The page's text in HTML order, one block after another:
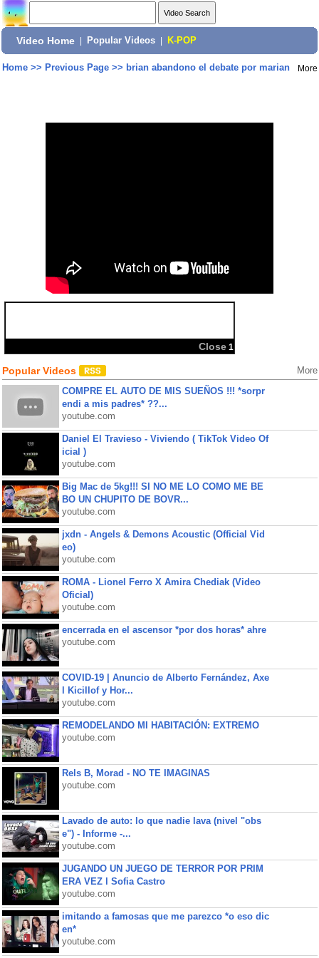
Video Home Popular Videos K-POP
Home>> Previous Page>> brian abandono el debate por marian More
Share:
Popular Videos More
COMPRE EL AUTO DE MIS SUEÑOS !!! *sorpr
endi a mis padres* ??...
youtube.com
Daniel El Travieso - Viviendo ( TikTok Video Of
icial )
youtube.com
Big Mac de 5kg!!! SI NO ME LO COMO ME BE
BO UN CHUPITO DE BOVR...
youtube.com
jxdn - Angels & Demons Acoustic (Official Vid
eo)
youtube.com
ROMA - Lionel Ferro X Amira Chediak (Video
Oficial)
youtube.com
encerrada en el ascensor *por dos horas* ahre
youtube.com
COVID-19 | Anuncio de Alberto Fernández, Axe
l Kicillof y Hor...
youtube.com
REMODELANDO MI HABITACIÓN: EXTREMO
youtube.com
Rels B, Morad - NO TE IMAGINAS
youtube.com
Lavado de auto: lo que nadie lava (nivel "obs
e") - Informe -...
youtube.com
JUGANDO UN JUEGO DE TERROR POR PRIM
ERA VEZ l Sofia Castro
youtube.com
imitando a famosas que me parezco *o eso dic
en*
youtube.com